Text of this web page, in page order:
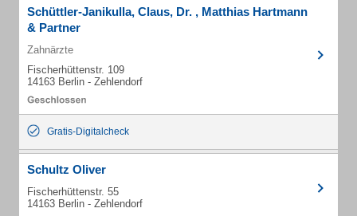
Schüttler-Janikulla, Claus, Dr. , Matthias Hartmann
& Partner
Zahnärzte
Fischerhüttenstr. 109
14163 Berlin - Zehlendorf
Gratis-Digitalcheck
Schultz Oliver
Fischerhüttenstr. 55
14163 Berlin - Zehlendorf